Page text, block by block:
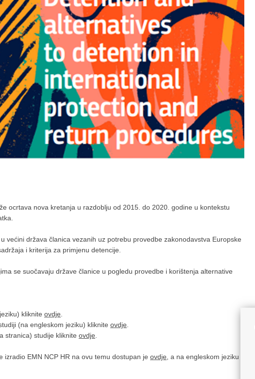
ocrtava nova kretanja u razdoblju od 2015. do 2020. godine u kontekstu
većini država članica vezanih uz potrebu provedbe zakonodavstva Europske
i kriterija za primjenu detencije.
se suočavaju države članice u pogledu provedbe i korištenja alternative
kliknite ovdje
(na engleskom jeziku) kliknite ovdje
stranica) studije kliknite ovdje
izradio EMN NCP HR na ovu temu dostupan je ovdje , a na engleskom jeziku